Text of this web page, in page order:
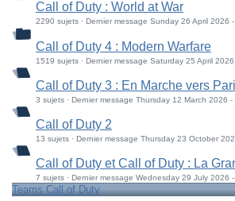
Call of Duty : World at War
2290 sujets · Dernier message Sunday 26 April 2026
Call of Duty 4 : Modern Warfare
1519 sujets · Dernier message Saturday 25 April
Call of Duty 3 : En Marche vers
3 sujets · Dernier message Thursday 12 March 2026 -
Call of Duty 2
13 sujets · Dernier message Thursday 23 October
Call of Duty et Call of Duty : La
7 sujets · Dernier message Wednesday 29 July 2026
Teams Call of Duty